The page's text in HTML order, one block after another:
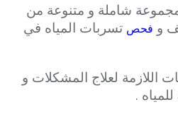
شاملة و متنوعة من
و فحص تسربات المياه في
اللازمة لعلاج المشكلات و
.